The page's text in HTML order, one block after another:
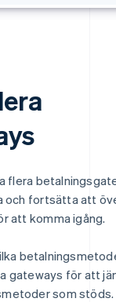
flera
och fortsätta att
att komma igång.
gateways för att
som